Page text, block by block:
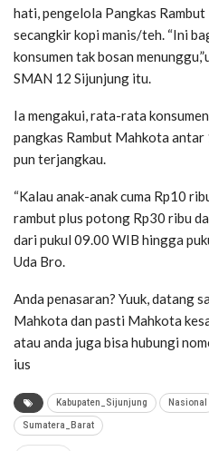
hati, pengelola Pangkas
secangkir kopi manis/teh. “Ini
konsumen tak bosan
SMAN 12 Sijunjung itu.
Ia mengakui, rata-rata
pangkas Rambut Mahkota
pun terjangkau.
“Kalau anak-anak cuma Rp10
rambut plus potong Rp30 ribu
dari pukul 09.00 WIB hingga
Uda Bro.
Anda penasaran? Yuuk, datang
Mahkota dan pasti Mahkota
atau anda juga bisa hubungi
ius
Kabupaten_Sijunjung Nasional
Sumatera_Barat